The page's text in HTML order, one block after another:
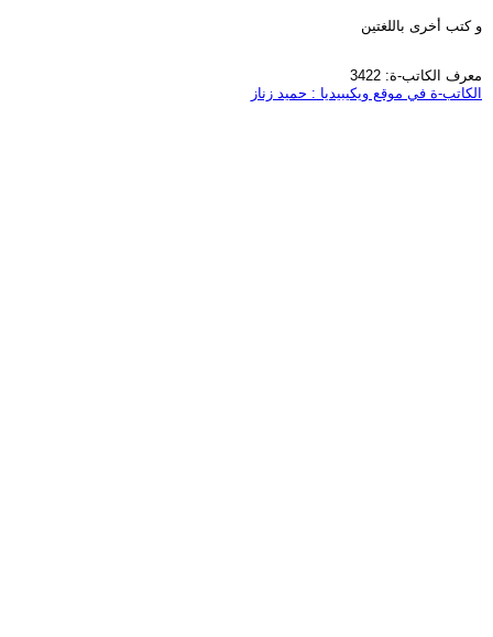
و كتب أخرى باللغتين
معرف الكاتب-ة: 3422
الكاتب-ة في موقع ويكيبيديا : حميد زناز